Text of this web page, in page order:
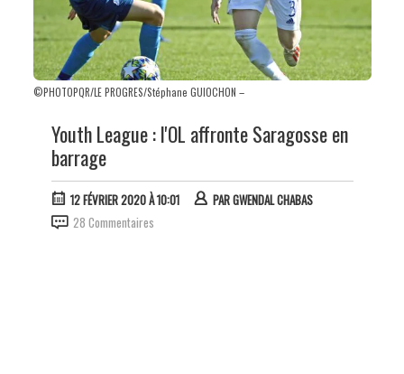
©PHOTOPQR/LE PROGRES/Stéphane GUIOCHON –
Youth League : l'OL affronte Saragosse en
barrage
12 FÉVRIER 2020 À 10:01 PARGWENDAL CHABAS
28 Commentaires